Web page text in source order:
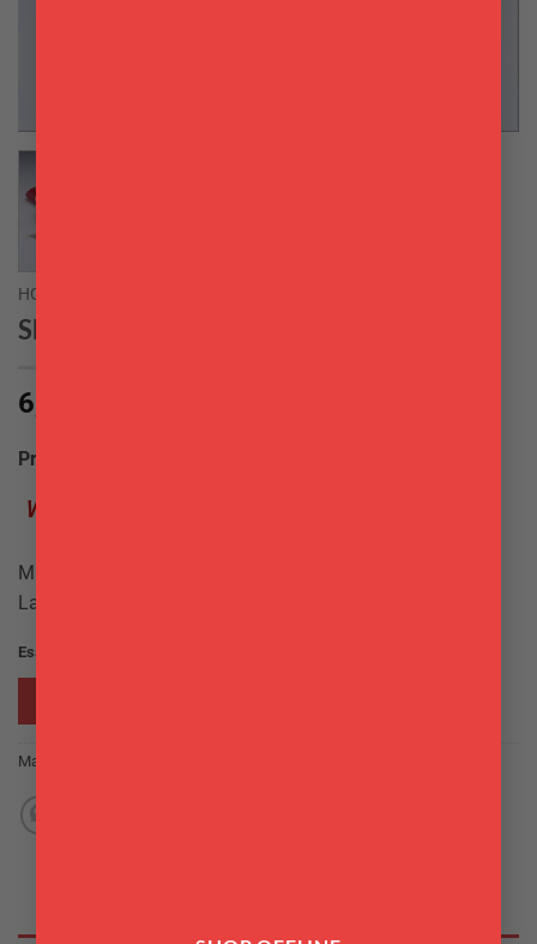
HOME
Sbuccia aglio Westmark
6,50
Produttore:
Materiale: silicone
Lavabile in lavastoviglie
Esaurito
Marchio: